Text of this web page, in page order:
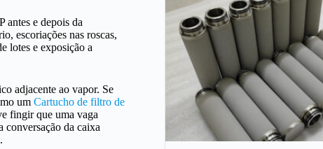
antes e depois da
escoriações nas roscas,
lotes e exposição a
adjacente ao vapor. Se
um Cartucho de filtro de
fingir que uma vaga
conversação da caixa